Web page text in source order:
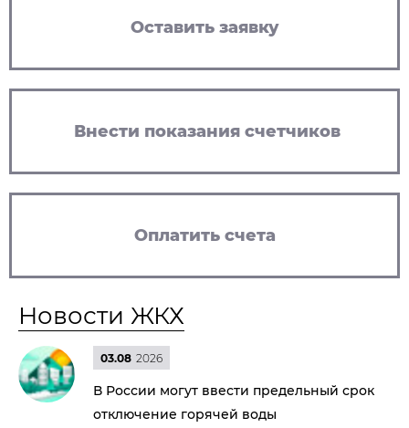
Оставить заявку
Внести показания счетчиков
Оплатить счета
Новости ЖКХ
03.08 2026
В России могут ввести предельный срок
отключение горячей воды